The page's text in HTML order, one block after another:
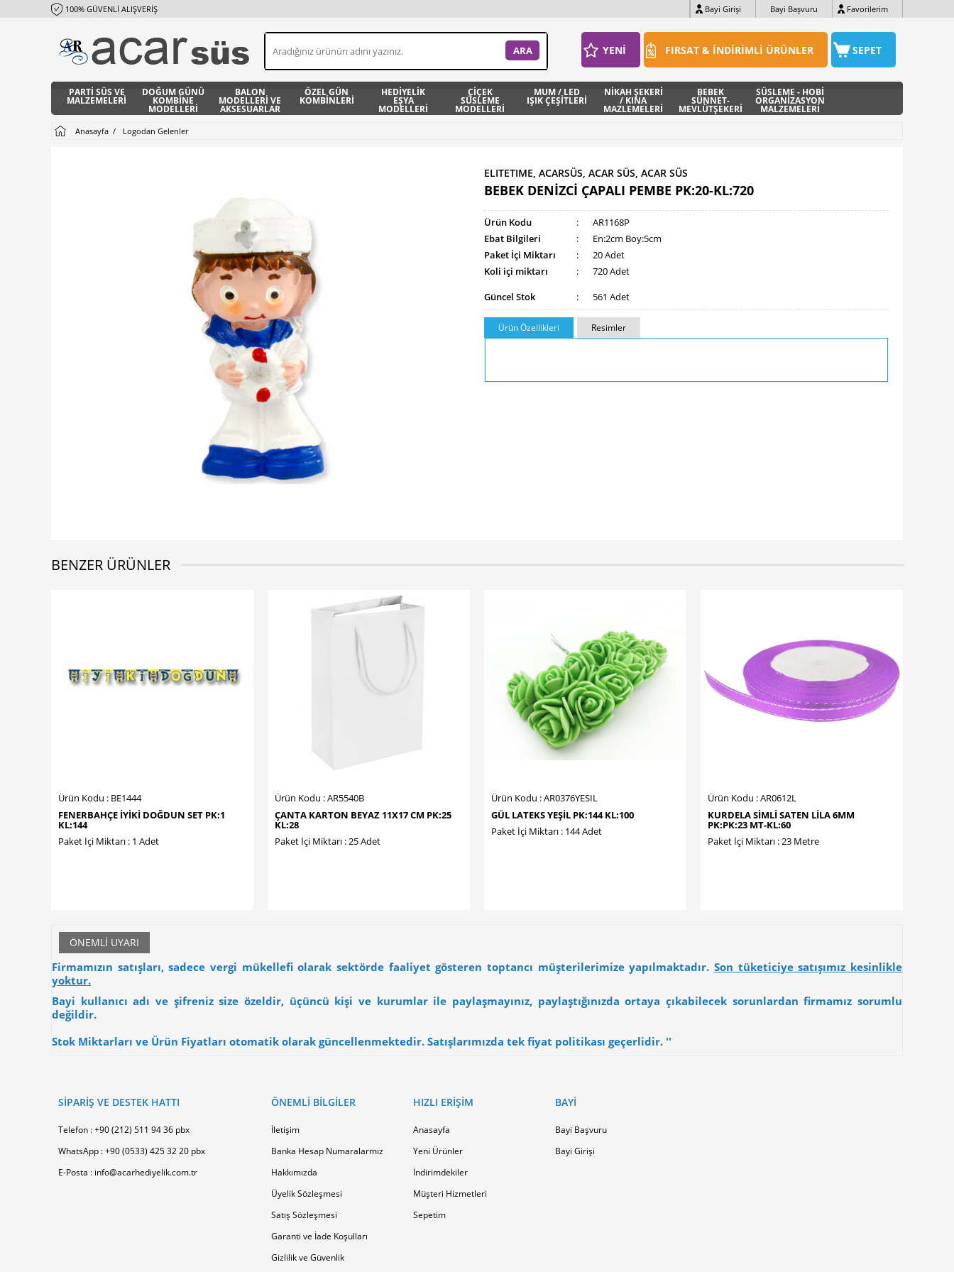
Bayi Girişi Bayi Başvuru Favorilerim
100% GÜVENLİ ALIŞVERİŞ
SEPET
FIRSAT & İNDİRİMLİ ÜRÜNLER
YENİ
PARTİ SÜS VE
MALZEMELERİ
DOĞUM GÜNÜ
KOMBİNE
MODELLERİ
BALON
MODELLERİ VE
AKSESUARLAR
ÖZEL GÜN
KOMBİNLERİ
HEDİYELİK
EŞYA
MODELLERİ
ÇİÇEK
SÜSLEME
MODELLERİ
MUM / LED
IŞIK ÇEŞİTLERİ
NİKAH ŞEKERİ
/ KINA
MAZLEMELERİ
BEBEK
SÜNNET-
MEVLÜTŞEKERİ
SÜSLEME - HOBİ
ORGANİZASYON
MALZEMELERİ
Anasayfa Logodan Gelenler
ELITETIME, ACARSÜS, ACAR SÜS, ACAR SÜS
BEBEK DENİZCİ ÇAPALI PEMBE PK:20-KL:720
Ürün Kodu :
AR1168P
Ebat Bilgileri
:
En:2cm Boy:5cm
Paket İçi Miktarı
:
20 Adet
Koli içi miktarı
:
720 Adet
Güncel Stok
: 561 Adet
Ürün Özellikleri Resimler
BENZER ÜRÜNLER
Ürün Kodu : BE1444
FENERBAHÇE İYİKİ DOĞDUN SET PK:1
KL:144
Paket İçi Miktarı : 1 Adet
Ürün Kodu : AR5540B
ÇANTA KARTON BEYAZ 11X17 CM PK:25
KL:28
Paket İçi Miktarı : 25 Adet
Ürün Kodu : AR0376YESIL
GÜL LATEKS YEŞİL PK:144 KL:100
Paket İçi Miktarı : 144 Adet
Ürün Kodu : AR0612L
KURDELA SİMLİ SATEN LİLA 6MM
PK:PK:23 MT-KL:60
Paket İçi Miktarı : 23 Metre
ÖNEMLI UYARI
Firmamızın satışları, sadece vergi mükellefi olarak sektörde faaliyet gösteren toptancı müşterilerimize yapılmaktadır. Son tüketiciye satışımız kesinlikle
yoktur.
Bayi kullanıcı adı ve şifreniz size özeldir, üçüncü kişi ve kurumlar ile paylaşmayınız, paylaştığınızda ortaya çıkabilecek sorunlardan firmamız sorumlu
değildir.
Stok Miktarları ve Ürün Fiyatları otomatik olarak güncellenmektedir. Satışlarımızda tek fiyat politikası geçerlidir. ''
SİPARİŞ VE DESTEK HATTI
Telefon : +90 (212) 511 94 36 pbx
WhatsApp : +90 (0533) 425 32 20 pbx
E-Posta : info@acarhediyelik.com.tr
ÖNEMLI BILGILER
İletişim
Banka Hesap Numaralarmız
Hakkımızda
Üyelik Sözleşmesi
Satış Sözleşmesi
Garanti ve İade Koşulları
Gizlilik ve Güvenlik
HIZLI ERIŞIM
Anasayfa
Yeni Ürünler
İndirimdekiler
Müşteri Hizmetleri
Sepetim
BAYI
Bayi Başvuru
Bayi Girişi